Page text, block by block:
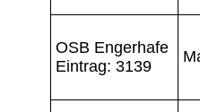
OSB Engerhafe
Eintrag: 3139